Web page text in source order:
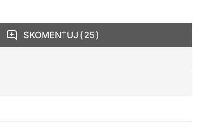
SKOMENTUJ 25